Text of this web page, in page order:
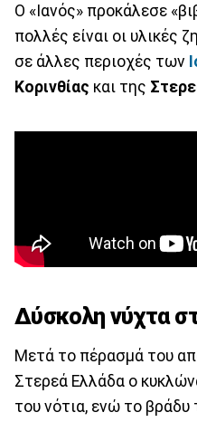
Ο «Ιανός» προκάλεσε
πολλές είναι οι υλικές
σε άλλες περιοχές των
Κορινθίας και της
Δύσκολη νύχτα
Μετά το πέρασμά του
Στερεά Ελλάδα ο
του νότια, ενώ το βράδυ